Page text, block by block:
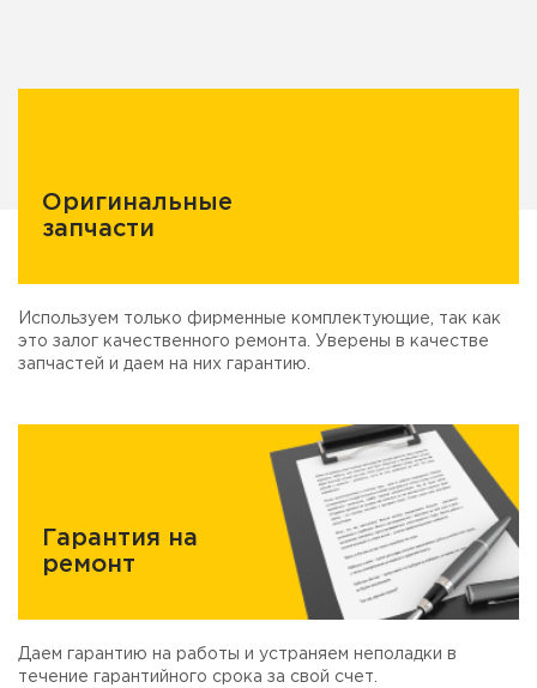
Оригинальные
запчасти
Используем только фирменные комплектующие, так как
это залог качественного ремонта. Уверены в качестве
запчастей и даем на них гарантию.
Гарантия на
ремонт
Даем гарантию на работы и устраняем неполадки в
течение гарантийного срока за свой счет.